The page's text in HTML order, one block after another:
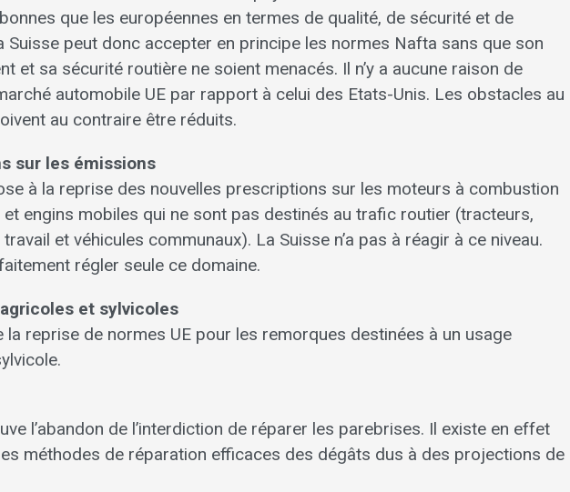
que les européennes en termes de qualité, de sécurité et de
Suisse peut donc accepter en principe les normes Nafta sans que son
et sa sécurité routière ne soient menacés. Il n’y a aucune raison de
automobile UE par rapport à celui des Etats-Unis. Les obstacles au
au contraire être réduits.
sur les émissions
à la reprise des nouvelles prescriptions sur les moteurs à combustion
et engins mobiles qui ne sont pas destinés au trafic routier (tracteurs,
et véhicules communaux). La Suisse n’a pas à réagir à ce niveau.
régler seule ce domaine.
et sylvicoles
la reprise de normes UE pour les remorques destinées à un usage
l’abandon de l’interdiction de réparer les parebrises. Il existe en effet
méthodes de réparation efficaces des dégâts dus à des projections de